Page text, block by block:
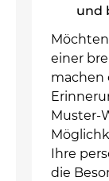
und
einer
machen
Muster-
Ihre
die